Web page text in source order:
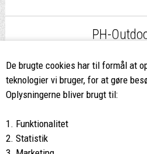
De brugte cookies har til formål at
teknologier vi bruger, for at gøre
Oplysningerne bliver brugt til:
1. Funktionalitet
2. Statistik
PH-
ved køb over
8662